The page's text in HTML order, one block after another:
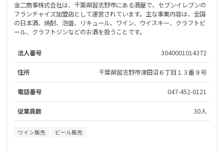
金二商事株式会社は、千葉県習志野市にある酒屋で、セブンイレブンの
フランチャイズ加盟店として運営されています。主な事業内容は、全国
の日本酒、焼酎、泡盛、リキュール、ワイン、ウイスキー、クラフトビ
ール、クラフトジンなどのお酒を扱うことです。
法人番号 3040001014372
住所 千葉県習志野市津田沼６丁目１３番９号
電話番号 047-452-0121
従業員数 30人
ワイン販売 ビール販売